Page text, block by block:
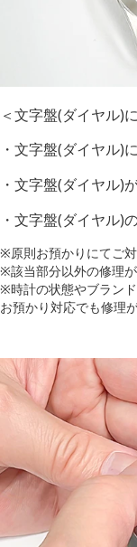
＜文字盤(ダイヤル)
・文字盤(ダイヤル)
・文字盤(ダイヤル)
・文字盤(ダイヤル)
※原則お預かりにてご対
※該当部分以外の修理
※時計の状態やブラン
お預かり対応でも修理